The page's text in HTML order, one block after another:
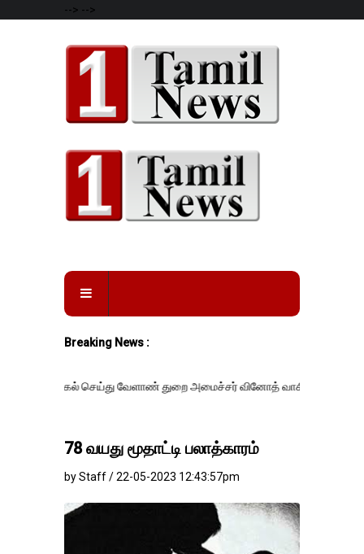
--> -->
Breaking News :
செய்து வேளாண் துறை அமைச்சர் வினோத் வாசித்து வருகிறார். �.
78 வயது மூதாட்டி பலாத்காரம்
by Staff / 22-05-2023 12:43:57pm